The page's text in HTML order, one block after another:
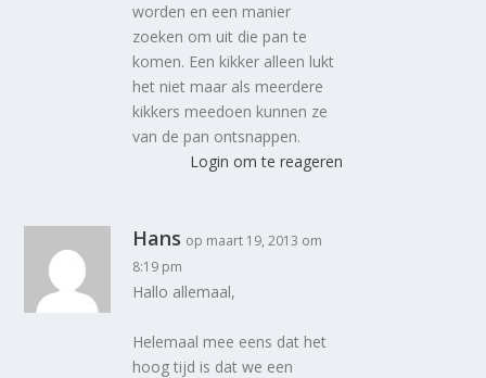
worden en een manier
zoeken om uit die pan te
komen. Een kikker alleen lukt
het niet maar als meerdere
kikkers meedoen kunnen ze
van de pan ontsnappen.
Login om te reageren
Hans op maart 19, 2013 om
8:19 pm
Hallo allemaal,
Helemaal mee eens dat het
hoog tijd is dat we een